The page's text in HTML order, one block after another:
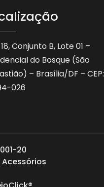
Conjunto B, Lote 01 –
do Bosque (São
– Brasília/DF – CEP:
026
20